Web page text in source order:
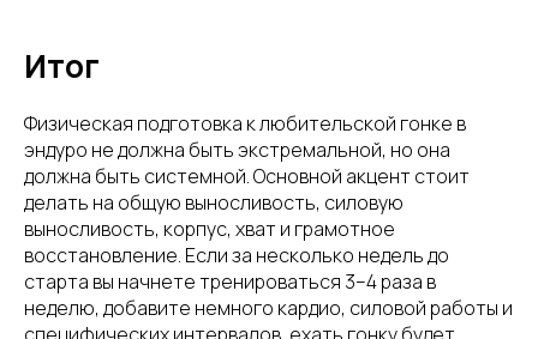
Итог
Физическая подготовка к любительской гонке в
эндуро не должна быть экстремальной, но она
должна быть системной. Основной акцент стоит
делать на общую выносливость, силовую
выносливость, корпус, хват и грамотное
восстановление. Если за несколько недель до
старта вы начнете тренироваться 3–4 раза в
неделю, добавите немного кардио, силовой работы и